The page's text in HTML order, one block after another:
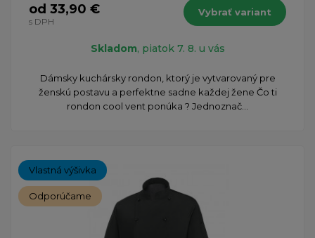
od 33,90 €
s DPH
Vybrať variant
Skladom, piatok 7. 8. u vás
Dámsky kuchársky rondon, ktorý je vytvarovaný pre
ženskú postavu a perfektne sadne každej žene Čo ti
rondon cool vent ponúka ? Jednoznač...
Vlastná výšivka
Odporúčame